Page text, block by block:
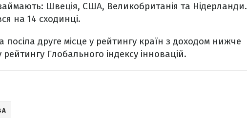
Швеція, США, Великобританія та Нідерланди.
на 14 сходинці.
посіла друге місце у рейтингу країн з доходом нижче
рейтингу Глобального індексу інновацій.